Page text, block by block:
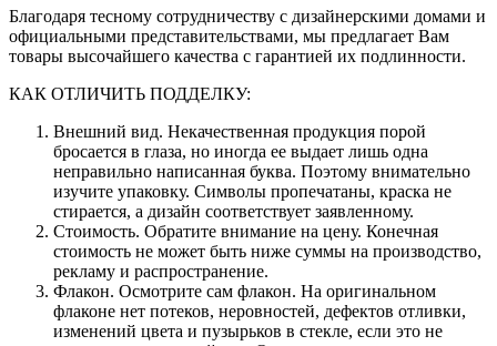
Благодаря тесному сотрудничеству с дизайнерскими домами и
официальными представительствами, мы предлагает Вам
товары высочайшего качества с гарантией их подлинности.
КАК ОТЛИЧИТЬ ПОДДЕЛКУ:
Внешний вид. Некачественная продукция порой
бросается в глаза, но иногда ее выдает лишь одна
неправильно написанная буква. Поэтому внимательно
изучите упаковку. Символы пропечатаны, краска не
стирается, а дизайн соответствует заявленному.
Стоимость. Обратите внимание на цену. Конечная
стоимость не может быть ниже суммы на производство,
рекламу и распространение.
Флакон. Осмотрите сам флакон. На оригинальном
флаконе нет потеков, неровностей, дефектов отливки,
изменений цвета и пузырьков в стекле, если это не